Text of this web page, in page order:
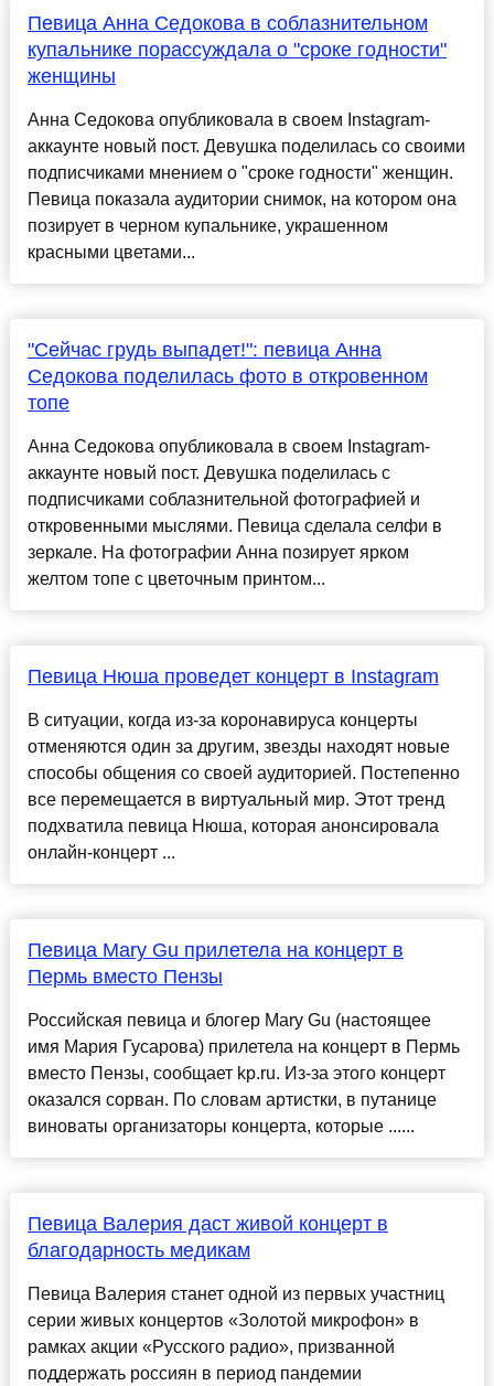
Певица Анна Седокова в соблазнительном
купальнике порассуждала о "сроке годности"
женщины
Анна Седокова опубликовала в своем Instagram-
аккаунте новый пост. Девушка поделилась со своими
подписчиками мнением о "сроке годности" женщин.
Певица показала аудитории снимок, на котором она
позирует в черном купальнике, украшенном
красными цветами...
"Сейчас грудь выпадет!": певица Анна
Седокова поделилась фото в откровенном
топе
Анна Седокова опубликовала в своем Instagram-
аккаунте новый пост. Девушка поделилась с
подписчиками соблазнительной фотографией и
откровенными мыслями. Певица сделала селфи в
зеркале. На фотографии Анна позирует ярком
желтом топе с цветочным принтом...
Певица Нюша проведет концерт в Instagram
В ситуации, когда из-за коронавируса концерты
отменяются один за другим, звезды находят новые
способы общения со своей аудиторией. Постепенно
все перемещается в виртуальный мир. Этот тренд
подхватила певица Нюша, которая анонсировала
онлайн-концерт ...
Певица Mary Gu прилетела на концерт в
Пермь вместо Пензы
Российская певица и блогер Mary Gu (настоящее
имя Мария Гусарова) прилетела на концерт в Пермь
вместо Пензы, сообщает kp.ru. Из-за этого концерт
оказался сорван. По словам артистки, в путанице
виноваты организаторы концерта, которые ......
Певица Валерия даст живой концерт в
благодарность медикам
Певица Валерия станет одной из первых участниц
серии живых концертов «Золотой микрофон» в
рамках акции «Русского радио», призванной
поддержать россиян в период пандемии